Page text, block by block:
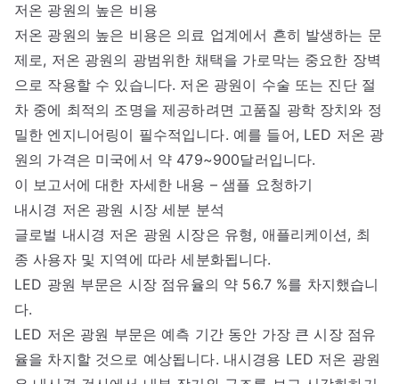
저온 광원의 높은 비용
저온 광원의 높은 비용은 의료 업계에서 흔히 발생하는 문
제로, 저온 광원의 광범위한 채택을 가로막는 중요한 장벽
으로 작용할 수 있습니다. 저온 광원이 수술 또는 진단 절
차 중에 최적의 조명을 제공하려면 고품질 광학 장치와 정
밀한 엔지니어링이 필수적입니다. 예를 들어, LED 저온 광
원의 가격은 미국에서 약 479~900달러입니다.
이 보고서에 대한 자세한 내용 – 샘플 요청하기
내시경 저온 광원 시장 세분 분석
글로벌 내시경 저온 광원 시장은 유형, 애플리케이션, 최
종 사용자 및 지역에 따라 세분화됩니다.
LED 광원 부문은 시장 점유율의 약 56.7 %를 차지했습니
다.
LED 저온 광원 부문은 예측 기간 동안 가장 큰 시장 점유
율을 차지할 것으로 예상됩니다. 내시경용 LED 저온 광원